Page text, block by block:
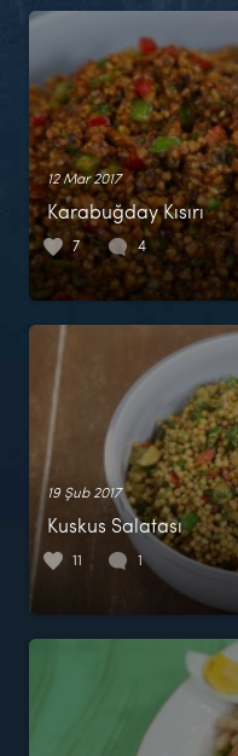
12 Mar 2017
Karabuğday Kısırı
7 4
19 Şub 2017
Kuskus Salatası
11 1